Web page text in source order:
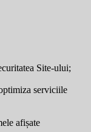
Site-ului;
serviciile
afișate